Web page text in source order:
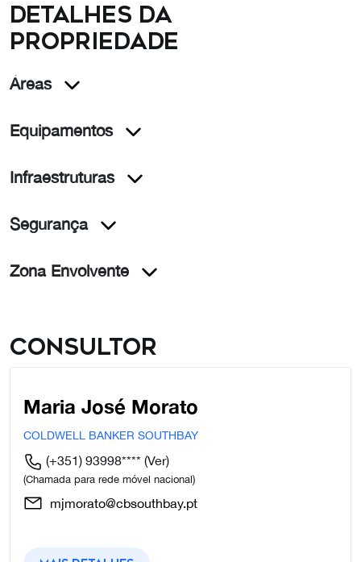
Detalhes da
propriedade
Áreas
Equipamentos
Infraestruturas
Segurança
Zona Envolvente
Consultor
Maria José Morato
COLDWELL BANKER SOUTHBAY
(+351) 93998**** (Ver)
(Chamada para rede móvel nacional)
mjmorato@cbsouthbay.pt